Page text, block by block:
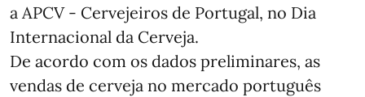
a APCV - Cervejeiros de Portugal, no Dia
Internacional da Cerveja.
De acordo com os dados preliminares, as
vendas de cerveja no mercado português